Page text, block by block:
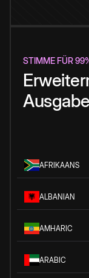
STIMME FÜR
AFRIKAANS
ALBANIAN
AMHARIC
ARABIC